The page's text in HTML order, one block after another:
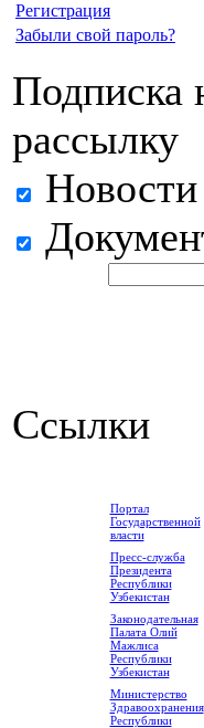
Регистрация
Забыли свой пароль?
Подписка
рассылку
Новости
Ссылки
Портал
Государственной
власти
Пресс-служба
Президента
Республики
Узбекистан
Законодательная
Палата Олий
Мажлиса
Республики
Узбекистан
Министерство
Здравоохранения
Республики